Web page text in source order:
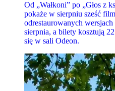
Od „Wałkoni” po „Głos z
pokaże w sierpniu sześć
odrestaurowanych
sierpnia, a bilety kosztują
się w sali Odeon.